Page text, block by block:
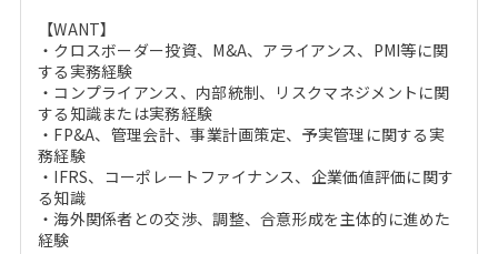
【WANT】
・クロスボーダー投資、M&A、アライアンス、PMI等に関
する実務経験
・コンプライアンス、内部統制、リスクマネジメントに関
する知識または実務経験
・FP&A、管理会計、事業計画策定、予実管理に関する実
務経験
・IFRS、コーポレートファイナンス、企業価値評価に関す
る知識
・海外関係者との交渉、調整、合意形成を主体的に進めた
経験